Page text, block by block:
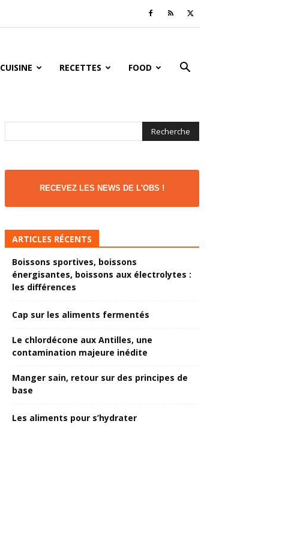
CUISINE RECETTES FOOD
RECEVEZ LES NEWS DE L'OBS !
ARTICLES RÉCENTS
Boissons sportives, boissons
énergisantes, boissons aux électrolytes :
les différences
Cap sur les aliments fermentés
Le chlordécone aux Antilles, une
contamination majeure inédite
Manger sain, retour sur des principes de
base
Les aliments pour s’hydrater